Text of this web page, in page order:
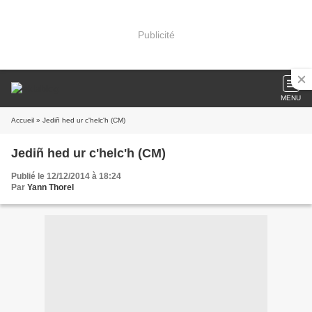
Publicité
MENU
Accueil » Jediñ hed ur c'helc'h (CM)
Jediñ hed ur c'helc'h (CM)
Publié le 12/12/2014 à 18:24
Par Yann Thorel